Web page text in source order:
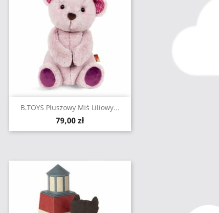
B.TOYS Pluszowy Miś Liliowy...
Cena
79,00 zł